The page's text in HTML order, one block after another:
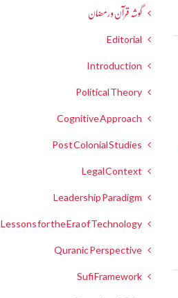
گوشہ قرآن و رمضان
Editorial
Introduction
Political Theory
Cognitive Approach
Post Colonial Studies
Legal Context
Leadership Paradigm
Lessons for the Era of Technology
Quranic Perspective
Sufi Framework